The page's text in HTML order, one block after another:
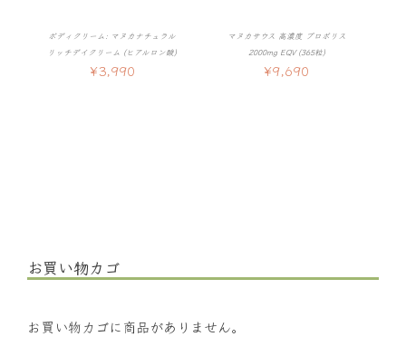
ボディクリーム: マヌカナチュラル
リッチデイクリーム (ヒアルロン酸)
¥3,990
マヌカサウス 高濃度 プロポリス
2000mg EQV (365粒)
¥9,690
お買い物カゴ
お買い物カゴに商品がありません。